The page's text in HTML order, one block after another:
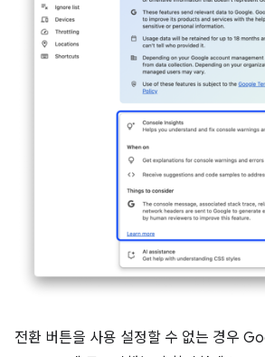
전환 버튼을 사용 설정할 수 없는 경우